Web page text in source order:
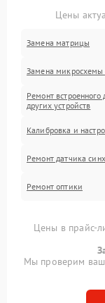
Цены
Замена матрицы
Замена микросхемы
Ремонт встроенного
других устройств
Калибровка и
Ремонт датчика
Ремонт оптики
Цены в прайс-
Мы проверим